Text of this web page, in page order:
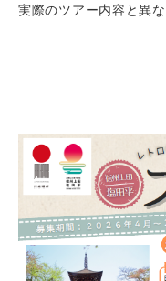
実際のツアー内容と異